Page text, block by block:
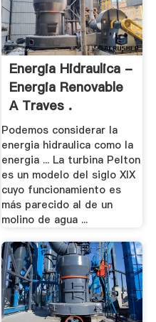
Energia Hidraulica -
Energia Renovable
A Traves .
Podemos considerar la
energia hidraulica como la
energia ... La turbina Pelton
es un modelo del siglo XIX
cuyo funcionamiento es
más parecido al de un
molino de agua ...